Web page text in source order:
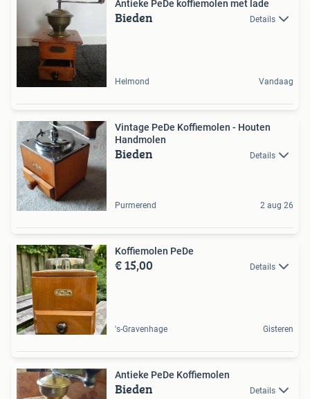
Antieke PeDe koffiemolen met lade
Bieden Details
Helmond Vandaag
Vintage PeDe Koffiemolen - Houten
Handmolen
Bieden Details
Purmerend 2 aug 26
Koffiemolen PeDe
€ 15,00 Details
's-Gravenhage Gisteren
Antieke PeDe Koffiemolen
Bieden Details